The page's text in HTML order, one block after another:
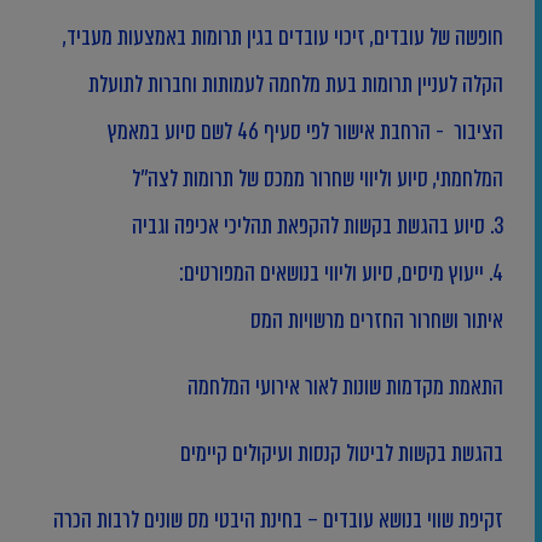
חופשה של עובדים, זיכוי עובדים בגין תרומות באמצעות מעביד,
הקלה לעניין תרומות בעת מלחמה לעמותות וחברות לתועלת
הציבור - הרחבת אישור לפי סעיף 46 לשם סיוע במאמץ
המלחמתי, סיוע וליווי שחרור ממכס של תרומות לצה''ל
3. סיוע בהגשת בקשות להקפאת תהליכי אכיפה וגביה
4. ייעוץ מיסים, סיוע וליווי בנושאים המפורטים:
איתור ושחרור החזרים מרשויות המס
התאמת מקדמות שונות לאור אירועי המלחמה
בהגשת בקשות לביטול קנסות ועיקולים קיימים
זקיפת שווי בנושא עובדים – בחינת היבטי מס שונים לרבות הכרה